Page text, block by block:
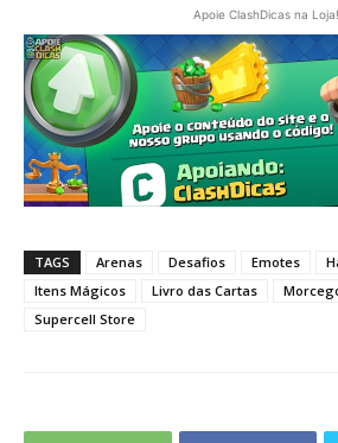
Apoie ClashDicas na Loja!
TAGS Arenas Desafios Emotes
Itens Mágicos
Livro das Cartas
Supercell Store